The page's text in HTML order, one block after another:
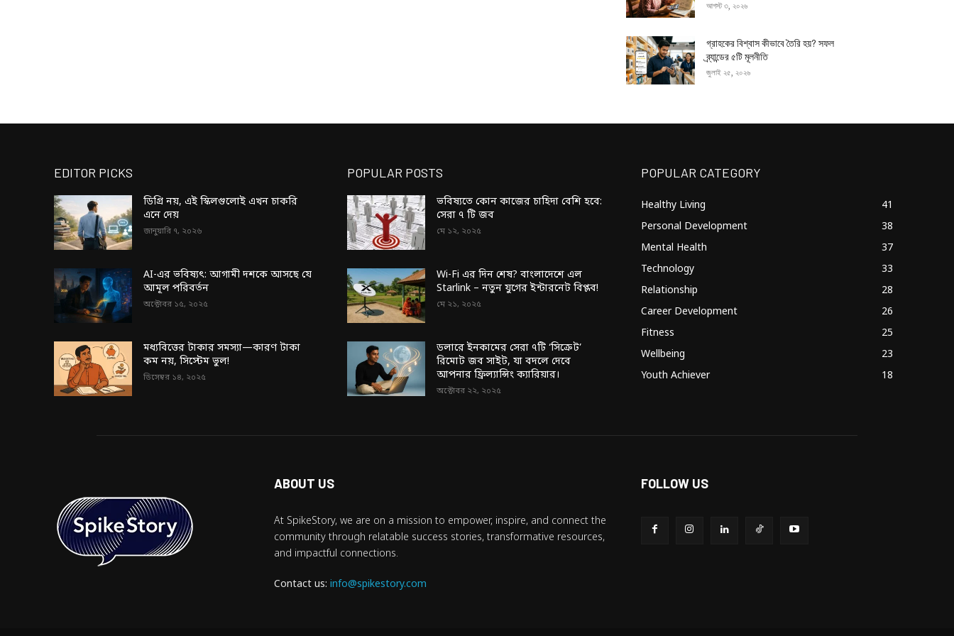
আগস্ট ৩, ২০২৬
গ্রাহকের বিশ্বাস কীভাবে তৈরি হয়? সফল
ব্র্যান্ডের ৫টি মূলনীতি
জুলাই ২৫, ২০২৬
EDITOR PICKS
ডিগ্রি নয়, এই স্কিলগুলোই এখন চাকরি
এনে দেয়
জানুয়ারি ৭, ২০২৬
AI-এর ভবিষ্যৎ: আগামী দশকে আসছে যে
আমূল পরিবর্তন
অক্টোবর ১৫, ২০২৫
মধ্যবিত্তের টাকার সমস্যা—কারণ টাকা
কম নয়, সিস্টেম ভুল!
ডিসেম্বর ১৪, ২০২৫
POPULAR POSTS
ভবিষ্যতে কোন কাজের চাহিদা বেশি হবে:
সেরা ৭ টি জব
মে ১২, ২০২৫
Wi-Fi এর দিন শেষ? বাংলাদেশে এল
Starlink – নতুন যুগের ইন্টারনেট বিপ্লব!
মে ২১, ২০২৫
ডলারে ইনকামের সেরা ৭টি ‘সিক্রেট’
রিমোট জব সাইট, যা বদলে দেবে
আপনার ফ্রিল্যান্সিং ক্যারিয়ার।
অক্টোবর ২২, ২০২৫
POPULAR CATEGORY
Healthy Living
41
Personal Development
38
Mental Health
37
Technology
33
Relationship
28
Career Development
26
Fitness
25
Wellbeing
23
Youth Achiever
18
ABOUT US
At SpikeStory, we are on a mission to empower, inspire, and connect the
community through relatable success stories, transformative resources,
and impactful connections.
Contact us: info@spikestory.com
FOLLOW US